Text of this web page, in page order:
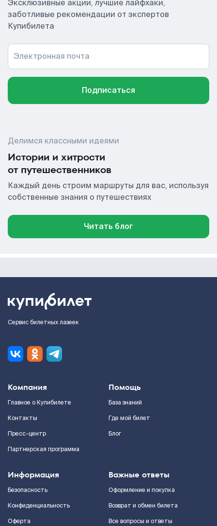
Эксклюзивные акции, лучшие лайфхаки,
заботливые рекомендации от экспертов
Купибилета
Электронная почта
Подписаться
Делимся классными идеями
Истории и хитрости
от путешественников
Каждый день строим маршруты для вас, используя
собственные знания о путешествиях
Читать блог
Сервис билетных лазеек
Компания
Главное о Купибилете
Контакты
Пресс-центр
Партнерская программа
Помощь
База знаний
Где мой билет
Блог
Информация
Безопасность
Конфиденциальность
Оферта
Важные ответы
Оформление и покупка
Возврат и обмен билета
Все вопросы и ответы